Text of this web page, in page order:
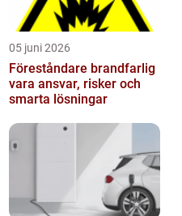
05 juni 2026
Föreståndare brandfarlig
vara ansvar, risker och
smarta lösningar